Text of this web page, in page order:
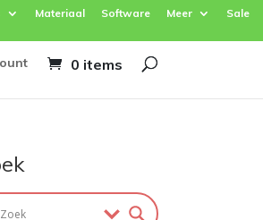
Materiaal Software Meer Sale
0 items